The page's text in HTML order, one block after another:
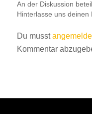
An der Diskussion
Hinterlasse uns deinen
Du musst
Kommentar